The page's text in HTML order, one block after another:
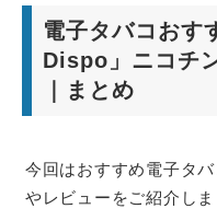
電子タバコおす
Dispo」ニコチ
｜まとめ
今回はおすすめ電子タ
やレビューをご紹介しま